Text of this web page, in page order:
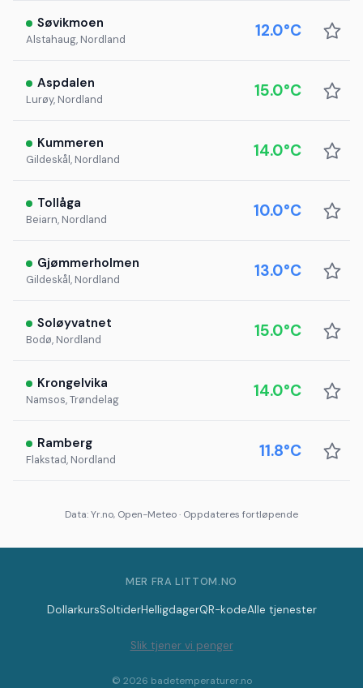
Søvikmoen
Alstahaug, Nordland 12.0°C
Aspdalen
Lurøy, Nordland 15.0°C
Kummeren
Gildeskål, Nordland 14.0°C
Tollåga
Beiarn, Nordland 10.0°C
Gjømmerholmen
Gildeskål, Nordland 13.0°C
Soløyvatnet
Bodø, Nordland 15.0°C
Krongelvika
Namsos, Trøndelag 14.0°C
Ramberg
Flakstad, Nordland 11.8°C
Data: Yr.no, Open-Meteo · Oppdateres fortløpende
MER FRA LITTOM.NO
DollarkursSoltiderHelligdagerQR-kodeAlle tjenester
Slik tjener vi penger
© 2026 badetemperaturer.no